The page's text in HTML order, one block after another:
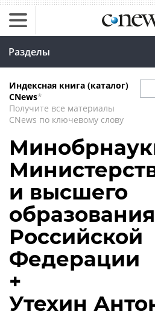
Разделы
Индексная книга (каталог)
CNews*
Получите все материалы
CNews по ключевому слову
и высшего
образования
Российской
Федерации
+
Утехин